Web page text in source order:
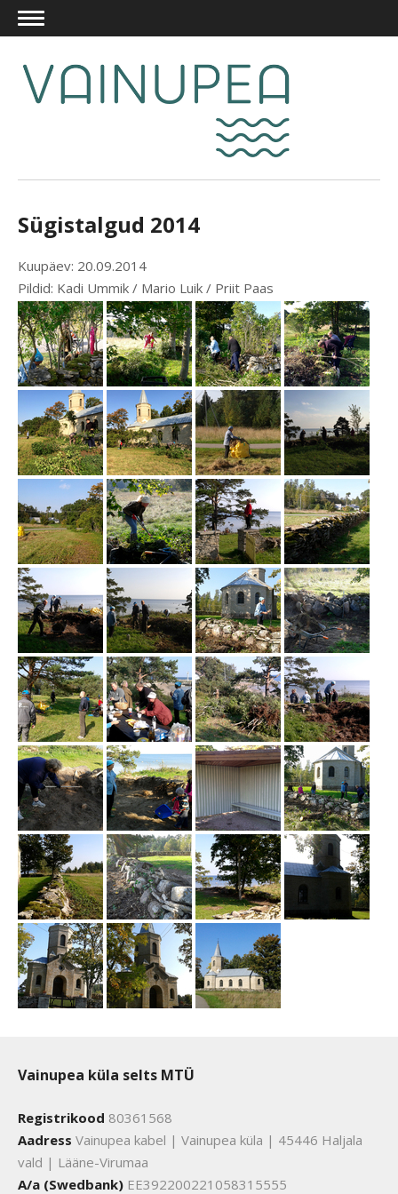
Sügistalgud 2014
Kuupäev: 20.09.2014
Pildid: Kadi Ummik / Mario Luik / Priit Paas
Vainupea küla selts MTÜ
Registrikood 80361568
Aadress Vainupea kabel | Vainupea küla | 45446 Haljala
vald | Lääne-Virumaa
A/a (Swedbank) EE392200221058315555